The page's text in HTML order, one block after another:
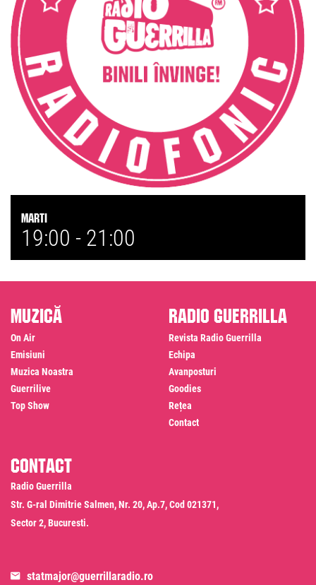
Marti
19:00 - 21:00
Muzică
On Air
Emisiuni
Muzica Noastra
Guerrilive
Top Show
Radio Guerrilla
Revista Radio Guerrilla
Echipa
Avanposturi
Goodies
Rețea
Contact
Contact
Radio Guerrilla
Str. G-ral Dimitrie Salmen, Nr. 20, Ap.7, Cod 021371,
Sector 2, Bucuresti.
statmajor@guerrillaradio.ro